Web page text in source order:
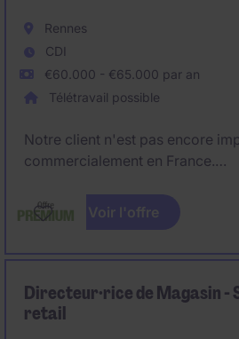
Rennes
CDI
€60.000 - €65.000 par an
Télétravail possible
Notre client n'est pas encore
commercialement en France.
Dans ce cadre, nous recrutons
Technico‑Commercial France,
les entreprises du secteur
Voir l'offre
Directeur·rice de Magasin -
retail